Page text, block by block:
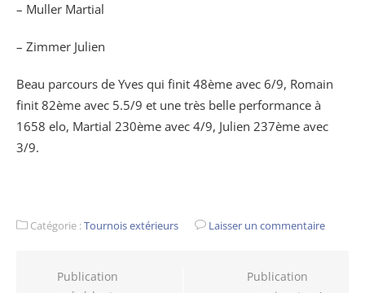
– Muller Martial
– Zimmer Julien
Beau parcours de Yves qui finit 48ème avec 6/9, Romain
finit 82ème avec 5.5/9 et une très belle performance à
1658 elo, Martial 230ème avec 4/9, Julien 237ème avec
3/9.
Catégorie :Tournois extérieurs Laisser un commentaire
Navigation
Publication
Publication